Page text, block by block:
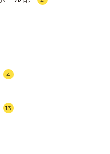
4
13